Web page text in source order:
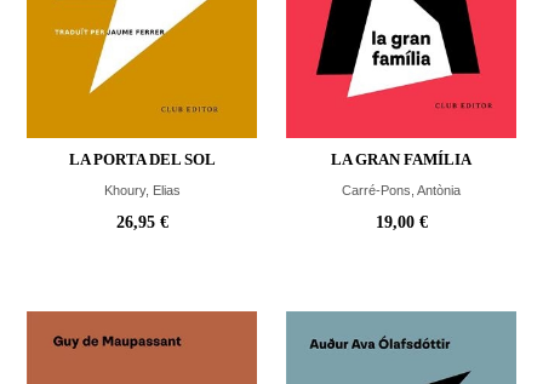
LA PORTA DEL SOL
Khoury, Elias
26,95 €
LA GRAN FAMÍLIA
Carré-Pons, Antònia
19,00 €